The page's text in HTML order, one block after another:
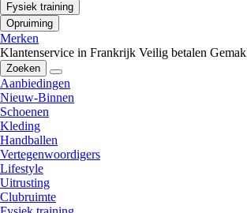
Fysiek training
Opruiming
Merken
Klantenservice in Frankrijk Veilig betalen
Zoeken
Aanbiedingen
Nieuw-Binnen
Schoenen
Kleding
Handballen
Vertegenwoordigers
Lifestyle
Uitrusting
Clubruimte